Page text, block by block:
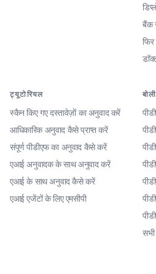
बैंक
ट्यूटोरियल
स्कैन किए गए दस्तावेज़ों का अनुवाद करें
आधिकारिक अनुवाद कैसे प्राप्त करें
संपूर्ण पीडीएफ का अनुवाद कैसे करें
एआई अनुवादक के साथ अनुवाद करें
एआई के साथ अनुवाद कैसे करें
एआई एजेंटों के लिए एमसीपी
बोली